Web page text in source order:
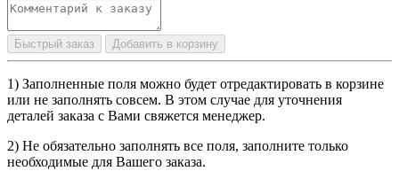
Быстрый заказ Добавить в корзину
1) Заполненные поля можно будет отредактировать в корзине
или не заполнять совсем. В этом случае для уточнения
деталей заказа с Вами свяжется менеджер.
2) Не обязательно заполнять все поля, заполните только
необходимые для Вашего заказа.